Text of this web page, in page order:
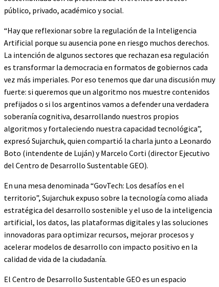
público, privado, académico y social.
“Hay que reflexionar sobre la regulación de la Inteligencia
Artificial porque su ausencia pone en riesgo muchos derechos.
La intención de algunos sectores que rechazan esa regulación
es transformar la democracia en formatos de gobiernos cada
vez más imperiales. Por eso tenemos que dar una discusión muy
fuerte: si queremos que un algoritmo nos muestre contenidos
prefijados o si los argentinos vamos a defender una verdadera
soberanía cognitiva, desarrollando nuestros propios
algoritmos y fortaleciendo nuestra capacidad tecnológica”,
expresó Sujarchuk, quien compartió la charla junto a Leonardo
Boto (intendente de Luján) y Marcelo Corti (director Ejecutivo
del Centro de Desarrollo Sustentable GEO).
En una mesa denominada “GovTech: Los desafíos en el
territorio”, Sujarchuk expuso sobre la tecnología como aliada
estratégica del desarrollo sostenible y el uso de la inteligencia
artificial, los datos, las plataformas digitales y las soluciones
innovadoras para optimizar recursos, mejorar procesos y
acelerar modelos de desarrollo con impacto positivo en la
calidad de vida de la ciudadanía.
El Centro de Desarrollo Sustentable GEO es un espacio